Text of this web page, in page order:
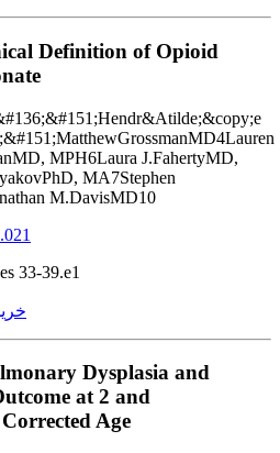
Definition of Opioid
MPH6Laura J.FahertyMD,
MA7Stephen
M.DavisMD10
33-39.e1
Dysplasia and
at 2 and
Age